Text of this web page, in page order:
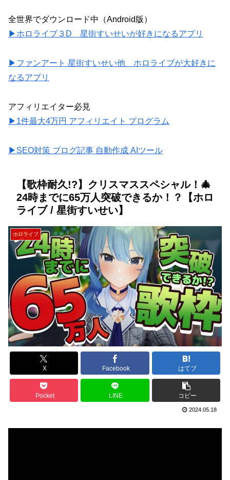
全世界でダウンロード中（Android版）
▶ホロライブ３D 星街すいせいが好きになるアプリ
▶ファンアート 星街すいせい他 ホロライブが大好きに
なるアプリ
アフィリエイター必見
▶1件最大4万円 アフィリエイト プログラム
▶SEO対策 ブログ記事 自動作成 AIツール
【歌枠耐久!?】クリスマススペシャル！🎄
24時までに65万人突破できるか！？【ホロ
ライブ / 星街すいせい】
ホロライブ
X Facebook はてブ
Pocket LINE コピー
2024.05.18